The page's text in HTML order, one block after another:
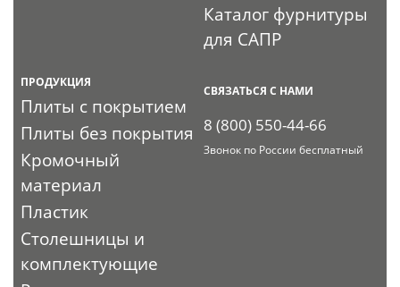
Каталог фурнитуры
для САПР
ПРОДУКЦИЯ
Плиты с покрытием
Плиты без покрытия
Кромочный
материал
Пластик
Столешницы и
комплектующие
СВЯЗАТЬСЯ С НАМИ
8 (800) 550-44-66
Звонок по России бесплатный